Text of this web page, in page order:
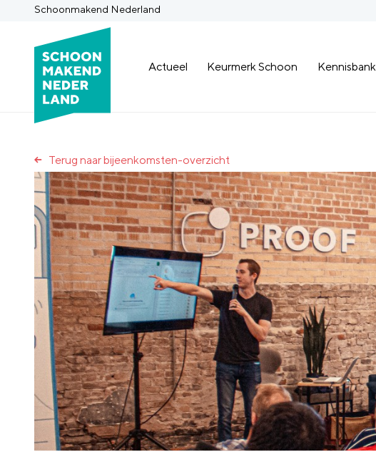
Schoonmakend Nederland
Actueel Keurmerk Schoon Kennisbank
Terug naar bijeenkomsten-overzicht